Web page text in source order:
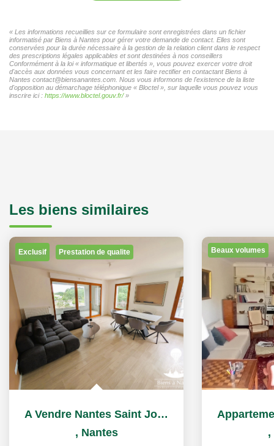
« Les informations recueillies sur ce formulaire sont enregistrées dans un fichier
informatisé par Biens à Nantes pour gérer votre demande de contact. Elles sont
conservées pour la durée nécessaire à la gestion de la relation client dans le respect
des prescriptions légales applicables et sont destinées à nos conseillers
Conformément à la loi « informatique et libertés », vous pouvez exercer votre droit
d'accès aux données vous concernant et les faire rectifier en contactant Biens à
Nantes contact@biensanantes.com. Nous vous informons de l'existence de la liste
d'opposition au démarchage téléphonique « Bloctel », sur laquelle vous pouvez vous
inscrire ici : https://www.bloctel.gouv.fr/»
Les biens similaires
Beaux volumes
Appartement 7 pièces Tortière
,Nantes
Coup de coeur